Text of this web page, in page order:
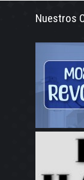
Nuestros